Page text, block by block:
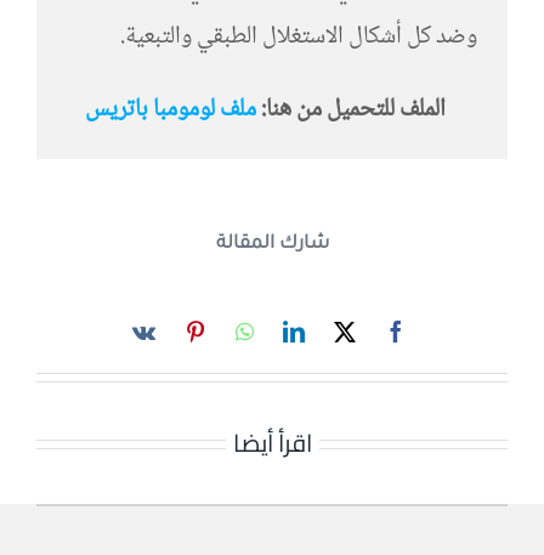
وضد كل أشكال الاستغلال الطبقي والتبعية.
الملف للتحميل من هنا:ملف لومومبا باتريس
شارك المقالة
اقرأ أيضا